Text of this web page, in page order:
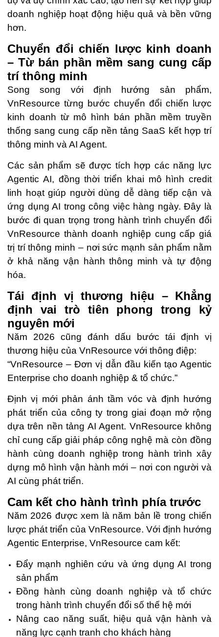
doanh nghiệp hoạt động hiệu quả và bền vững
hơn.
Chuyển đổi chiến lược kinh doanh
– Từ bán phần mềm sang cung cấp
trí thông minh
Song song với định hướng sản phẩm,
VnResource từng bước chuyển đổi chiến lược
kinh doanh từ mô hình bán phần mềm truyền
thống sang cung cấp nền tảng SaaS kết hợp trí
thông minh và AI Agent.
Các sản phẩm sẽ được tích hợp các năng lực
Agentic AI, đồng thời triển khai mô hình credit
linh hoạt giúp người dùng dễ dàng tiếp cận và
ứng dụng AI trong công việc hàng ngày. Đây là
bước đi quan trọng trong hành trình chuyển đổi
VnResource thành doanh nghiệp cung cấp giá
trị trí thông minh – nơi sức mạnh sản phẩm nằm
ở khả năng vận hành thông minh và tự động
hóa.
Tái định vị thương hiệu – Khẳng
định vai trò tiên phong trong kỷ
nguyên mới
Năm 2026 cũng đánh dấu bước tái định vị
thương hiệu của VnResource với thông điệp:
“VnResource – Đơn vị dẫn đầu kiến tạo Agentic
Enterprise cho doanh nghiệp & tổ chức.”
Định vị mới phản ánh tầm vóc và định hướng
phát triển của công ty trong giai đoạn mở rộng
dựa trên nền tảng AI Agent. VnResource không
chỉ cung cấp giải pháp công nghệ mà còn đồng
hành cùng doanh nghiệp trong hành trình xây
dựng mô hình vận hành mới – nơi con người và
AI cùng phát triển.
Cam kết cho hành trình phía trước
Năm 2026 được xem là năm bản lề trong chiến
lược phát triển của VnResource. Với định hướng
Agentic Enterprise, VnResource cam kết:
Đẩy mạnh nghiên cứu và ứng dụng AI trong
sản phẩm
Đồng hành cùng doanh nghiệp và tổ chức
trong hành trình chuyển đổi số thế hệ mới
Nâng cao năng suất, hiệu quả vận hành và
năng lực cạnh tranh cho khách hàng